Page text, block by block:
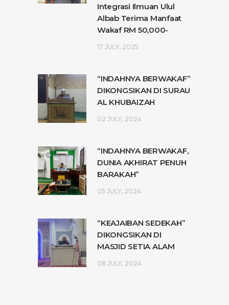
Integrasi Ilmuan Ulul
Albab Terima Manfaat
Wakaf RM 50,000-
17 JULY, 2025
“INDAHNYA BERWAKAF”
DIKONGSIKAN DI SURAU
AL KHUBAIZAH
02 JULY, 2024
“INDAHNYA BERWAKAF,
DUNIA AKHIRAT PENUH
BARAKAH”
05 JULY, 2024
“KEAJAIBAN SEDEKAH”
DIKONGSIKAN DI
MASJID SETIA ALAM
08 JULY, 2024